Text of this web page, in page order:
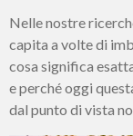
Nelle nostre
capita a volte di
cosa significa
e perché oggi
dal punto di vista